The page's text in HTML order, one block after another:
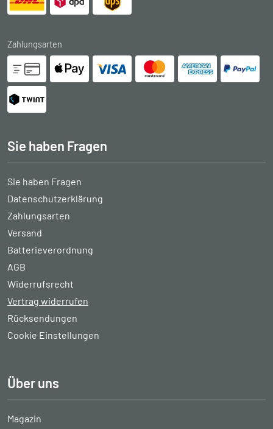
Zahlungsarten
Sie haben Fragen
Sie haben Fragen
Datenschutzerklärung
Zahlungsarten
Versand
Batterieverordnung
AGB
Widerrufsrecht
Vertrag widerrufen
Rücksendungen
Cookie Einstellungen
Über uns
Magazin